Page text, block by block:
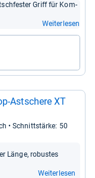
Griff für Kom­
Weiterlesen
​Ast­schere XT
• Schnitt­stärke: 50
Länge, robus­tes
Weiterlesen